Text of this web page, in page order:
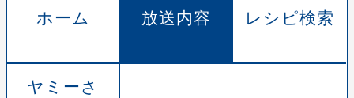
ホーム 放送内容 レシピ検索
ヤミーさ